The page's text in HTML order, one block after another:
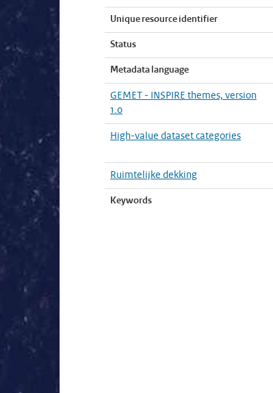
Unique resource identifier
Status
Metadata language
GEMET - INSPIRE themes, version
1.0
High-value dataset categories
Ruimtelijke dekking
Keywords